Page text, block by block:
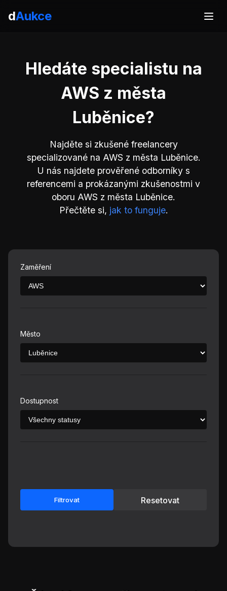
dAukce
Hledáte specialistu na
AWS z města
Luběnice?
Najděte si zkušené freelancery
specializované na AWS z města Luběnice.
U nás najdete prověřené odborníky s
referencemi a prokázanými zkušenostmi v
oboru AWS z města Luběnice.
Přečtěte si, jak to funguje.
Zaměření
Město
Dostupnost
Filtrovat Resetovat